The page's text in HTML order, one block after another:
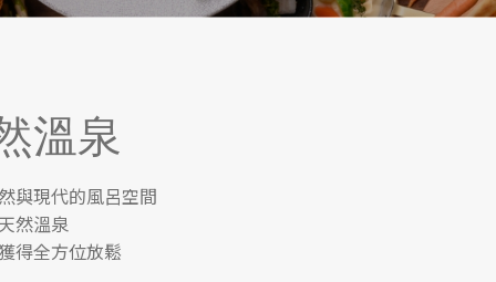
溫泉
與現代的風呂空間
然溫泉
得全方位放鬆